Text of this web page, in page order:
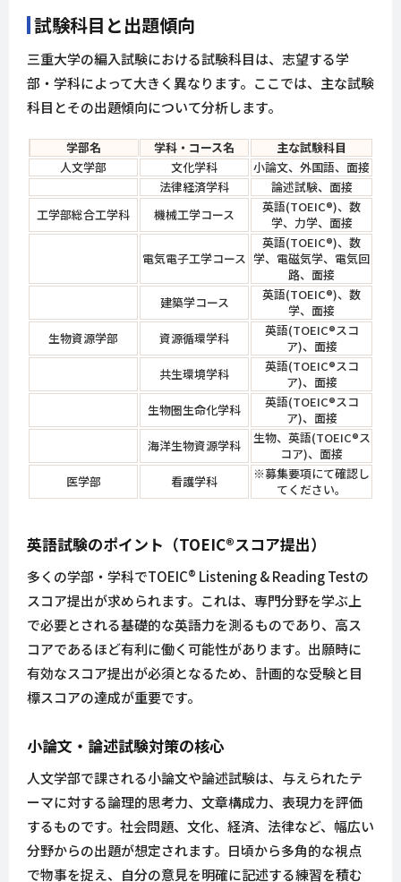
試験科目と出題傾向
三重大学の編入試験における試験科目は、志望する学
部・学科によって大きく異なります。ここでは、主な試験
科目とその出題傾向について分析します。
学部名 学科・コース名
主な試験科目
人文学部
文化学科
小論文、外国語、面接
法律経済学科
論述試験、面接
工学部総合工学科
機械工学コース
英語(TOEIC®)、数
学、力学、面接
電気電子工学コース
英語(TOEIC®)、数
学、電磁気学、電気回
路、面接
建築学コース
英語(TOEIC®)、数
学、面接
生物資源学部
資源循環学科
英語(TOEIC®スコ
ア)、面接
共生環境学科
英語(TOEIC®スコ
ア)、面接
生物圏生命化学科
英語(TOEIC®スコ
ア)、面接
海洋生物資源学科
生物、英語(TOEIC®ス
コア)、面接
医学部
看護学科
※募集要項にて確認し
てください。
英語試験のポイント（TOEIC®スコア提出）
多くの学部・学科でTOEIC® Listening & Reading Testの
スコア提出が求められます。これは、専門分野を学ぶ上
で必要とされる基礎的な英語力を測るものであり、高ス
コアであるほど有利に働く可能性があります。出願時に
有効なスコア提出が必須となるため、計画的な受験と目
標スコアの達成が重要です。
小論文・論述試験対策の核心
人文学部で課される小論文や論述試験は、与えられたテ
ーマに対する論理的思考力、文章構成力、表現力を評価
するものです。社会問題、文化、経済、法律など、幅広い
分野からの出題が想定されます。日頃から多角的な視点
で物事を捉え、自分の意見を明確に記述する練習を積む